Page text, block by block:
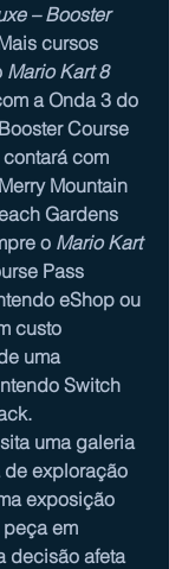
– Booster
cursos
Mario Kart 8
a Onda 3 do
Course
com
Mountain
Gardens
o Mario Kart
Pass
eShop ou
custo
uma
Switch
uma galeria
de exploração
exposição
em
decisão afeta